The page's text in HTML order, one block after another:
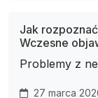
Jak
Wczesne
Problemy z
27 marca